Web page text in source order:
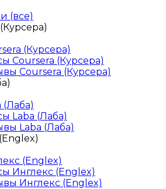
(все)
(Курсера)
Coursera (Курсера)
Coursera (Курсера)
(Лаба)
Laba (Лаба)
Laba (Лаба)
(Englex)
Инглекс (Englex)
Инглекс (Englex)